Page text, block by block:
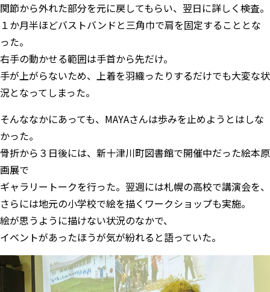
関節から外れた部分を元に戻してもらい、翌日に詳しく検査。
１か月半ほどバストバンドと三角巾で肩を固定することとな
った。
右手の動かせる範囲は手首から先だけ。
手が上がらないため、上着を羽織ったりするだけでも大変な状
況となってしまった。
そんななかにあっても、MAYAさんは歩みを止めようとはしな
かった。
骨折から３日後には、新十津川町図書館で開催中だった絵本原
画展で
ギャラリートークを行った。翌週には札幌の高校で講演会を、
さらには地元の小学校で絵を描くワークショップも実施。
絵が思うように描けない状況のなかで、
イベントがあったほうが気が紛れると語っていた。